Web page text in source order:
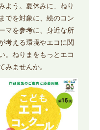
よう。夏休みに、ねり
でを対象に、絵のコン
マを参考に、身近な所
考える環境やエコに関
。ねりまをもっとエコ
ませんか。